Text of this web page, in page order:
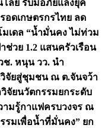
โลยี รับมือภัยแล้งยุค
อดเกษตรกรไทย ลด
เดล “น้ำมั่นคง ไม่ท่วม
ช่วย 1.2 แสนครัวเรือน
ช. หนุน วว. นำ
จัยสู่ชุมชน ณ ต.จันจว้า
จัยนวัตกรรมยกระดับ
ามรู้กาแฟครบวงจร ณ
รมเพื่อน้ำที่มั่นคง” ยก